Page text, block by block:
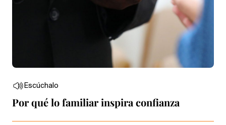
Escúchalo
Por qué lo familiar inspira confianza